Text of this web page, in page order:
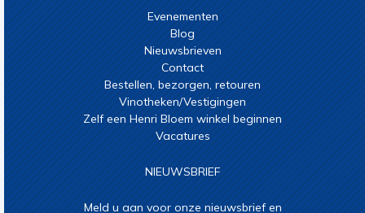
Evenementen
Blog
Nieuwsbrieven
Contact
Bestellen, bezorgen, retouren
Vinotheken/Vestigingen
Zelf een Henri Bloem winkel beginnen
Vacatures
NIEUWSBRIEF
Meld u aan voor onze nieuwsbrief en